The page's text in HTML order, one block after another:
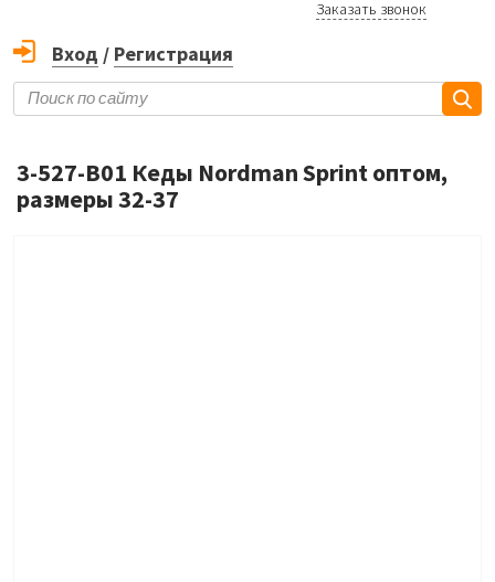
Заказать звонок
Вход / Регистрация
3-527-B01 Кеды Nordman Sprint оптом,
размеры 32-37